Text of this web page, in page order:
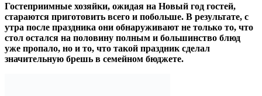
Гостеприимные хозяйки, ожидая на Новый год гостей,
стараются приготовить всего и побольше. В результате, с
утра после праздника они обнаруживают не только то, что
стол остался на половину полным и большинство блюд
уже пропало, но и то, что такой праздник сделал
значительную брешь в семейном бюджете.